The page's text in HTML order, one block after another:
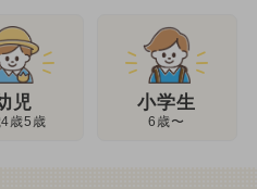
児
歳5歳
小学生
6歳〜